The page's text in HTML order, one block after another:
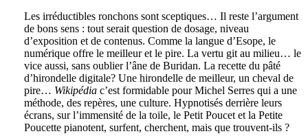
Les irréductibles ronchons sont sceptiques… Il reste l’argument
de bons sens : tout serait question de dosage, niveau
d’exposition et de contenus. Comme la langue d’Esope, le
numérique offre le meilleur et le pire. La vertu git au milieu… le
vice aussi, sans oublier l’âne de Buridan. La recette du pâté
d’hirondelle digitale? Une hirondelle de meilleur, un cheval de
pire… Wikipédiac’est formidable pour Michel Serres qui a une
méthode, des repères, une culture. Hypnotisés derrière leurs
écrans, sur l’immensité de la toile, le Petit Poucet et la Petite
Poucette pianotent, surfent, cherchent, mais que trouvent-ils ?